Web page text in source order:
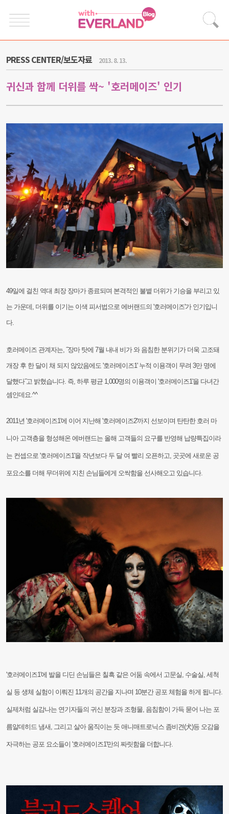
PRESS CENTER/보도자료 2013. 8. 13.
귀신과 함께 더위를 싹~ '호러메이즈' 인기
49일에 걸친 역대 최장 장마가 종료되며 본격적인 불볕 더위가 기승을 부리고 있
는 가운데, 더위를 이기는 이색 피서법으로 에버랜드의 '호러메이즈'가 인기입니
다.
호러메이즈 관계자는, ˝장마 탓에 7월 내내 비가 와 음침한 분위기가 더욱 고조돼
개장 후 한 달이 채 되지 않았음에도 '호러메이즈1' 누적 이용객이 무려 3만 명에
달했다˝고 밝혔습니다. 즉, 하루 평균 1,000명의 이용객이 '호러메이즈1'을 다녀간
셈인데요.^^
2011년 '호러메이즈1'에 이어 지난해 '호러메이즈2'까지 선보이며 탄탄한 호러 마
니아 고객층을 형성해온 에버랜드는 올해 고객들의 요구를 반영해 납량특집이라
는 컨셉으로 '호러메이즈1'을 작년보다 두 달 여 빨리 오픈하고, 곳곳에 새로운 공
포요소를 더해 무더위에 지친 손님들에게 오싹함을 선사해오고 있습니다.
'호러메이즈1'에 발을 디딘 손님들은 칠흑 같은 어둠 속에서 고문실, 수술실, 세척
실 등 생체 실험이 이뤄진 11개의 공간을 지나며 10분간 공포 체험을 하게 됩니다.
실제처럼 실감나는 연기자들의 귀신 분장과 조형물, 음침함이 가득 묻어 나는 포
름알데히드 냄새, 그리고 살아 움직이는 듯 애니매트로닉스 좀비견(犬)등 오감을
자극하는 공포 요소들이 '호러메이즈1'만의 짜릿함을 더합니다.